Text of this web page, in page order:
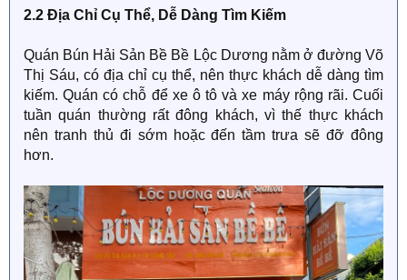
2.2 Địa Chỉ Cụ Thể, Dễ Dàng Tìm Kiếm
Quán Bún Hải Sản Bề Bề Lộc Dương nằm ở đường Võ
Thị Sáu, có địa chỉ cụ thể, nên thực khách dễ dàng tìm
kiếm. Quán có chỗ để xe ô tô và xe máy rộng rãi. Cuối
tuần quán thường rất đông khách, vì thế thực khách
nên tranh thủ đi sớm hoặc đến tầm trưa sẽ đỡ đông
hơn.